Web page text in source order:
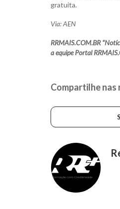
gratuita.
Via: AEN
RRMAIS.COM.BR
a equipe Portal
Compartilhe nas